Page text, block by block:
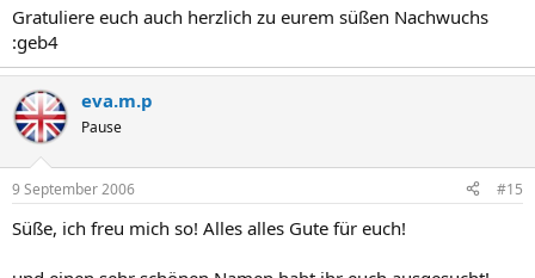
Gratuliere euch auch herzlich zu eurem süßen Nachwuchs
:geb4
eva.m.p
Pause
9 September 2006 #15
Süße, ich freu mich so! Alles alles Gute für euch!